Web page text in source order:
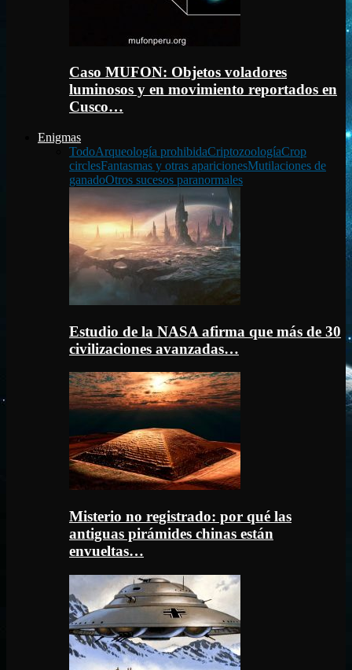
Caso MUFON: Objetos voladores
luminosos y en movimiento reportados en
Cusco…
Enigmas
TodoArqueología prohibidaCriptozoologíaCrop
circlesFantasmas y otras aparicionesMutilaciones de
ganadoOtros sucesos paranormales
Estudio de la NASA afirma que más de 30
civilizaciones avanzadas…
Misterio no registrado: por qué las
antiguas pirámides chinas están
envueltas…